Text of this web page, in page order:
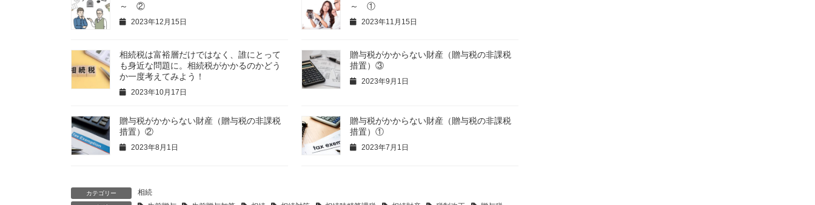
～ ②
2023年12月15日
～ ①
2023年11月15日
相続税は富裕層だけではなく、誰にとって
も身近な問題に。相続税がかかるのかどう
か一度考えてみよう！
2023年10月17日
贈与税がかからない財産（贈与税の非課税
措置）③
2023年9月1日
贈与税がかからない財産（贈与税の非課税
措置）②
2023年8月1日
贈与税がかからない財産（贈与税の非課税
措置）①
2023年7月1日
カテゴリー 相続